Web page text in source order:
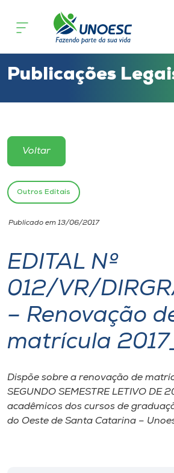
Cursos
Atendimento ao Estudante
Portal de Ensino
Unoesc
Internacionalização
I.nova
Diplomados
CPA
Publicações
Voltar
Outros Editais
Publicado em 13/06/2017
EDITAL Nº
012/VR/
– Renovação
matrícula
Dispõe sobre a renovação de
SEGUNDO SEMESTRE LETIVO DE
acadêmicos dos cursos de
do Oeste de Santa Catarina –